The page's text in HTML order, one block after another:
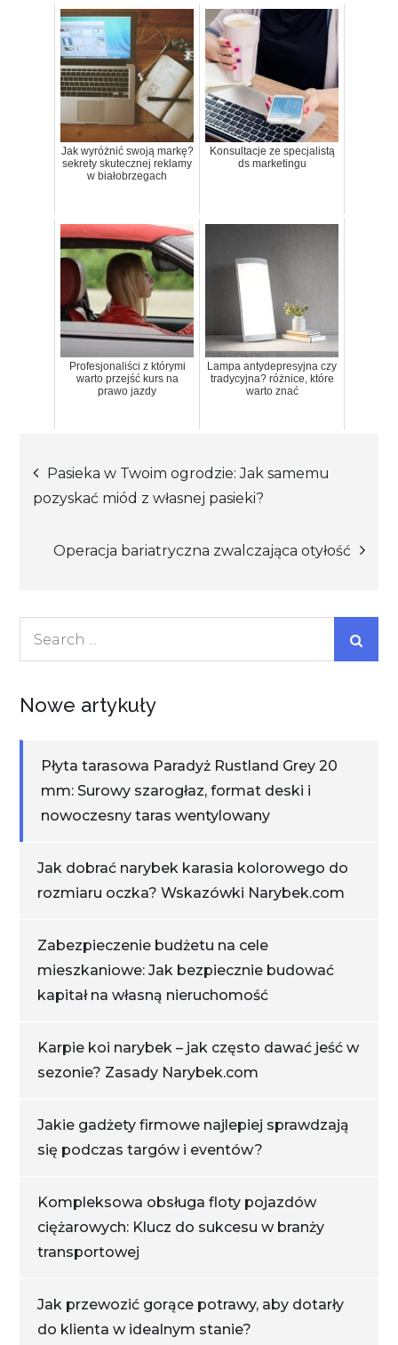
Jak wyróżnić swoją markę?
sekrety skutecznej reklamy
w białobrzegach
Konsultacje ze specjalistą
ds marketingu
Profesjonaliści z którymi
warto przejść kurs na
prawo jazdy
Lampa antydepresyjna czy
tradycyjna? różnice, które
warto znać
Nawigacja
wpisu
Pasieka w Twoim ogrodzie: Jak samemu
pozyskać miód z własnej pasieki?
Operacja bariatryczna zwalczająca otyłość
Nowe artykuły
Płyta tarasowa Paradyż Rustland Grey 20
mm: Surowy szarogłaz, format deski i
nowoczesny taras wentylowany
Jak dobrać narybek karasia kolorowego do
rozmiaru oczka? Wskazówki Narybek.com
Zabezpieczenie budżetu na cele
mieszkaniowe: Jak bezpiecznie budować
kapitał na własną nieruchomość
Karpie koi narybek – jak często dawać jeść w
sezonie? Zasady Narybek.com
Jakie gadżety firmowe najlepiej sprawdzają
się podczas targów i eventów?
Kompleksowa obsługa floty pojazdów
ciężarowych: Klucz do sukcesu w branży
transportowej
Jak przewozić gorące potrawy, aby dotarły
do klienta w idealnym stanie?